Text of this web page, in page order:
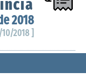
2018
2018 ]